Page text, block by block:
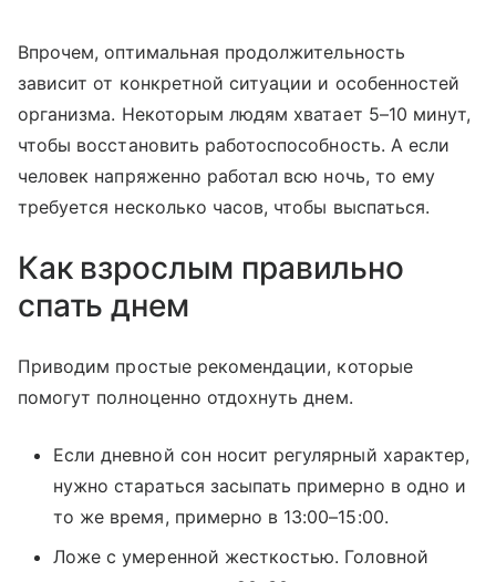
Впрочем, оптимальная продолжительность
зависит от конкретной ситуации и особенностей
организма. Некоторым людям хватает 5–10 минут,
чтобы восстановить работоспособность. А если
человек напряженно работал всю ночь, то ему
требуется несколько часов, чтобы выспаться.
Как взрослым правильно
спать днем
Приводим простые рекомендации, которые
помогут полноценно отдохнуть днем.
Если дневной сон носит регулярный характер,
нужно стараться засыпать примерно в одно и
то же время, примерно в 13:00–15:00.
Ложе с умеренной жесткостью. Головной